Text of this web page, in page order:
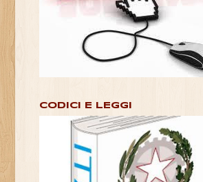
CODICI E LEGGI